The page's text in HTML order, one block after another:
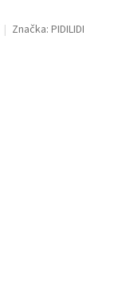
Značka:PIDILIDI